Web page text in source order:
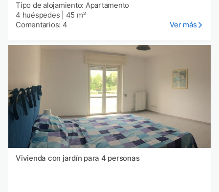
Tipo de alojamiento: Apartamento
4 huéspedes
45 m²
Comentarios: 4
Ver más
Vivienda con jardín para 4 personas